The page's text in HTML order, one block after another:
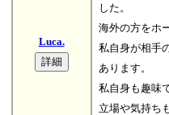
Luca.
した。
海外の方をホ
私自身が相手
あります。
私自身も趣味
立場や気持ち